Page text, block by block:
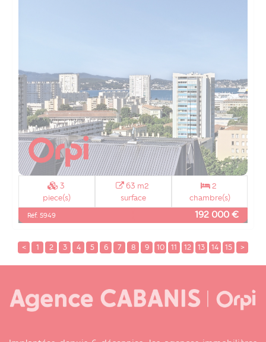
3
piece(s)
63 m2
surface
2
chambre(s)
Réf. 5949 192 000 €
< 1 2 3 4 5 6 7 8 9 10 11 12 13 14 15 >